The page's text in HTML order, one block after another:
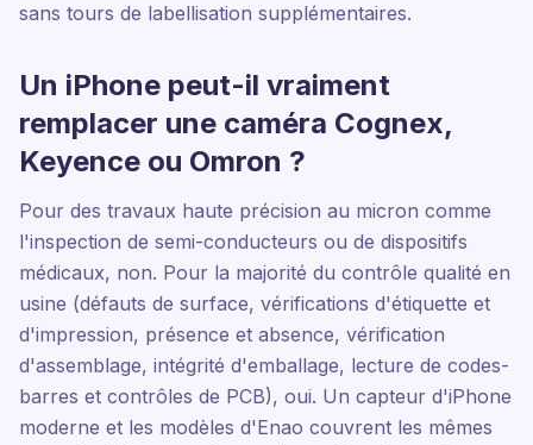
sans tours de labellisation supplémentaires.
Un iPhone peut-il vraiment
remplacer une caméra Cognex,
Keyence ou Omron ?
Pour des travaux haute précision au micron comme
l'inspection de semi-conducteurs ou de dispositifs
médicaux, non. Pour la majorité du contrôle qualité en
usine (défauts de surface, vérifications d'étiquette et
d'impression, présence et absence, vérification
d'assemblage, intégrité d'emballage, lecture de codes-
barres et contrôles de PCB), oui. Un capteur d'iPhone
moderne et les modèles d'Enao couvrent les mêmes